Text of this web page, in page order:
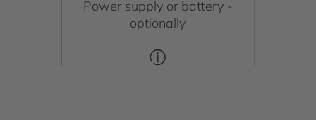
Power supply or battery -
optionally